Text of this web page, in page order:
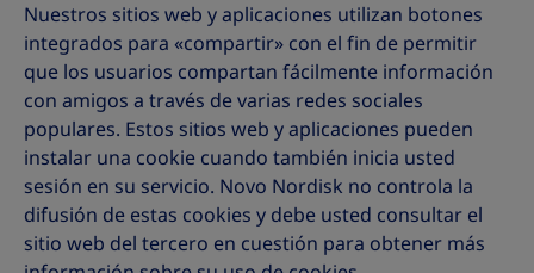
Nuestros sitios web y aplicaciones utilizan botones
integrados para «compartir» con el fin de permitir
que los usuarios compartan fácilmente información
con amigos a través de varias redes sociales
populares. Estos sitios web y aplicaciones pueden
instalar una cookie cuando también inicia usted
sesión en su servicio. Novo Nordisk no controla la
difusión de estas cookies y debe usted consultar el
sitio web del tercero en cuestión para obtener más